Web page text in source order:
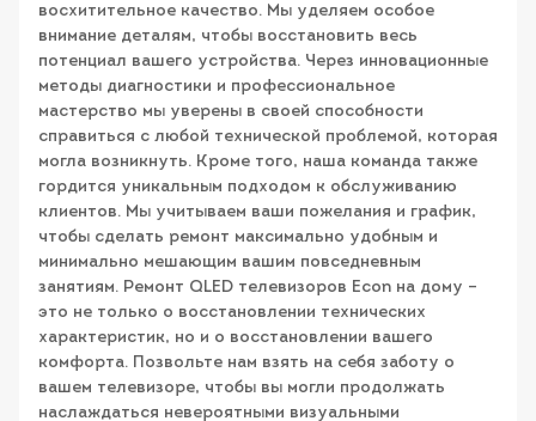
восхитительное качество. Мы уделяем особое
внимание деталям, чтобы восстановить весь
потенциал вашего устройства. Через инновационные
методы диагностики и профессиональное
мастерство мы уверены в своей способности
справиться с любой технической проблемой, которая
могла возникнуть. Кроме того, наша команда также
гордится уникальным подходом к обслуживанию
клиентов. Мы учитываем ваши пожелания и график,
чтобы сделать ремонт максимально удобным и
минимально мешающим вашим повседневным
занятиям. Ремонт QLED телевизоров Econ на дому –
это не только о восстановлении технических
характеристик, но и о восстановлении вашего
комфорта. Позвольте нам взять на себя заботу о
вашем телевизоре, чтобы вы могли продолжать
наслаждаться невероятными визуальными